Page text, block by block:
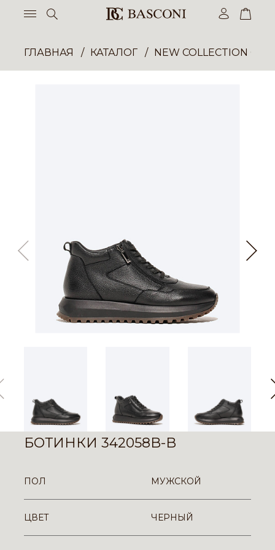
ГЛАВНАЯ КАТАЛОГ NEW COLLECTION
БОТИНКИ 342058B-B
ПОЛ МУЖСКОЙ
ЦВЕТ ЧЕРНЫЙ